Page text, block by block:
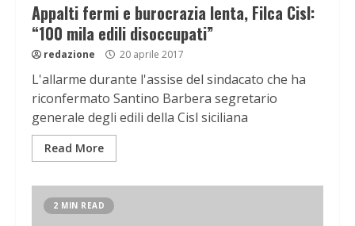
Appalti fermi e burocrazia lenta, Filca Cisl:
“100 mila edili disoccupati”
redazione 20 aprile 2017
L'allarme durante l'assise del sindacato che ha
riconfermato Santino Barbera segretario
generale degli edili della Cisl siciliana
Read More
2 MIN READ